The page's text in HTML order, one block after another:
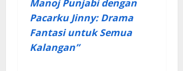
Manoj Punjabi dengan
Pacarku Jinny: Drama
Fantasi untuk Semua
Kalangan”